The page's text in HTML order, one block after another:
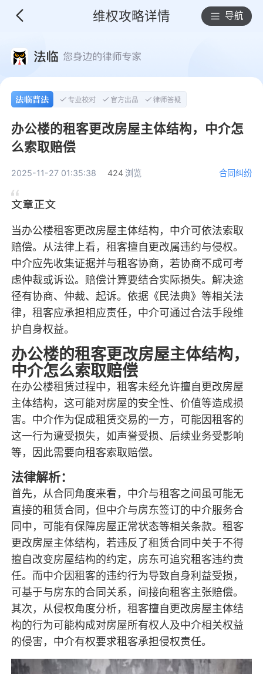
维权攻略详情 导航
办公楼的租客更改房屋主体结构，中介怎
么索取赔偿
2025-11-27 01:35:38 424 浏览 合同纠纷
当办公楼租客更改房屋主体结构，中介可依法索取
赔偿。从法律上看，租客擅自更改属违约与侵权。
中介应先收集证据并与租客协商，若协商不成可考
虑仲裁或诉讼。赔偿计算要结合实际损失。解决途
径有协商、仲裁、起诉。依据《民法典》等相关法
律，租客应承担相应责任，中介可通过合法手段维
护自身权益。
办公楼的租客更改房屋主体结构，
中介怎么索取赔偿
在办公楼租赁过程中，租客未经允许擅自更改房屋
主体结构，这可能对房屋的安全性、价值等造成损
害。中介作为促成租赁交易的一方，可能因租客的
这一行为遭受损失，如声誉受损、后续业务受影响
等，因此需要向租客索取赔偿。
法律解析：
首先，从合同角度来看，中介与租客之间虽可能无
直接的租赁合同，但中介与房东签订的中介服务合
同中，可能有保障房屋正常状态等相关条款。租客
更改房屋主体结构，若违反了租赁合同中关于不得
擅自改变房屋结构的约定，房东可追究租客违约责
任。而中介因租客的违约行为导致自身利益受损，
可基于与房东的合同关系，间接向租客主张赔偿。
其次，从侵权角度分析，租客擅自更改房屋主体结
构的行为可能构成对房屋所有权人及中介相关权益
的侵害，中介有权要求租客承担侵权责任。